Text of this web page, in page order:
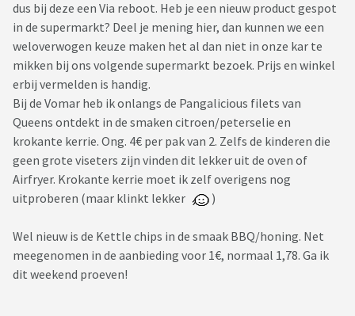
dus bij deze een Via reboot. Heb je een nieuw product gespot
in de supermarkt? Deel je mening hier, dan kunnen we een
weloverwogen keuze maken het al dan niet in onze kar te
mikken bij ons volgende supermarkt bezoek. Prijs en winkel
erbij vermelden is handig.
Bij de Vomar heb ik onlangs de Pangalicious filets van
Queens ontdekt in de smaken citroen/peterselie en
krokante kerrie. Ong. 4€ per pak van 2. Zelfs de kinderen die
geen grote viseters zijn vinden dit lekker uit de oven of
Airfryer. Krokante kerrie moet ik zelf overigens nog
uitproberen (maar klinkt lekker
)
Wel nieuw is de Kettle chips in de smaak BBQ/honing. Net
meegenomen in de aanbieding voor 1€, normaal 1,78. Ga ik
dit weekend proeven!